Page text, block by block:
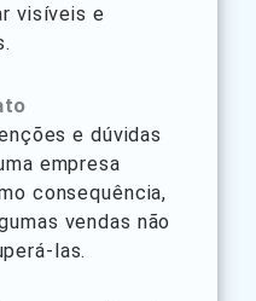
visíveis e
e dúvidas
empresa
consequência,
vendas não
las.